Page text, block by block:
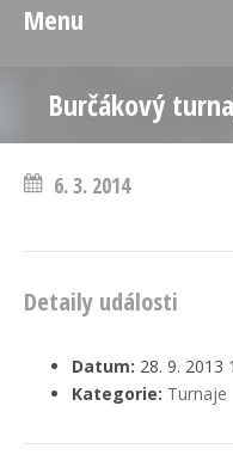
Menu
Burčákový
6. 3. 2014
Detaily události
Datum: 28. 9. 2013
Kategorie: Turnaje